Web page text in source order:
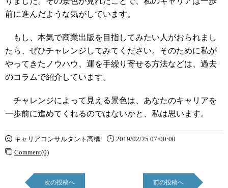
前に進んだような気がしています。
もし、本気で商業出版を目指してみたい人がおられまし
たら、ぜひチャレンジしてみてください。そのために私が
やってきたノウハウ、運を手繰り寄せる方法などは、過去
のコラムで紹介しています。
チャレンジによって見える景色は、あなたのキャリアを
一歩前に進めてくれるのではないかと、私は思います。
キャリアコンサルタント高橋
2019/02/25 07:00:00
Comment(0)
次の投稿へ 前の投稿へ